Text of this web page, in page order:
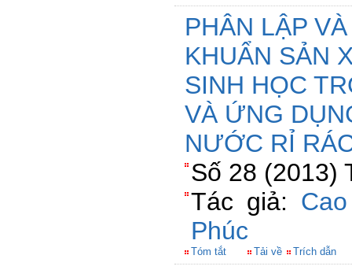
PHÂN LẬP
KHUẨN SẢN
SINH HỌC
VÀ ỨNG
NƯỚC RỈ
Số 28 (2013)
Tác giả:
Phúc
Tóm tắt Tải về Trích dẫn